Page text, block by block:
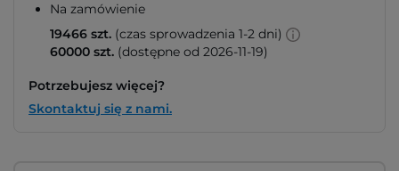
Na zamówienie
19466 szt. (czas sprowadzenia 1-2 dni)
60000 szt. (dostępne od 2026-11-19)
Potrzebujesz więcej?
Skontaktuj się z nami.